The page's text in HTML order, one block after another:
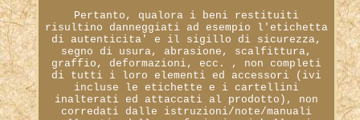
Pertanto, qualora i beni restituiti
risultino danneggiati ad esempio l'etichetta
di autenticita' e il sigillo di sicurezza,
segno di usura, abrasione, scalfittura,
graffio, deformazioni, ecc. , non completi
di tutti i loro elementi ed accessori (ivi
incluse le etichette e i cartellini
inalterati ed attaccati al prodotto), non
corredati dalle istruzioni/note/manuali